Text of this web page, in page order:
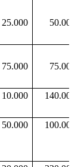
25.000 50.000
75.000 75.000
10.000 140.000
50.000 100.000